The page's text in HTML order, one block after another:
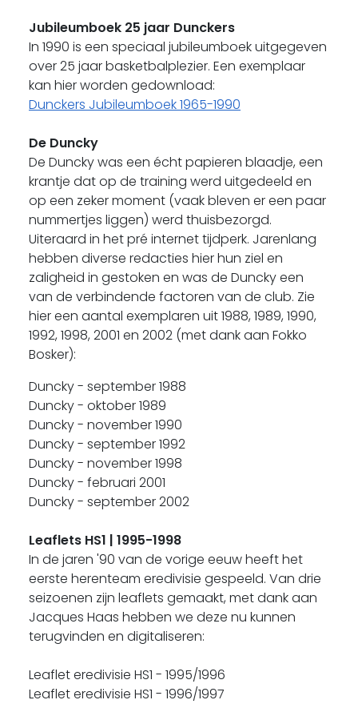
Jubileumboek 25 jaar Dunckers
In 1990 is een speciaal jubileumboek uitgegeven
over 25 jaar basketbalplezier. Een exemplaar
kan hier worden gedownload:
Dunckers Jubileumboek 1965-1990
De Duncky
De Duncky was een écht papieren blaadje, een
krantje dat op de training werd uitgedeeld en
op een zeker moment (vaak bleven er een paar
nummertjes liggen) werd thuisbezorgd.
Uiteraard in het pré internet tijdperk. Jarenlang
hebben diverse redacties hier hun ziel en
zaligheid in gestoken en was de Duncky een
van de verbindende factoren van de club. Zie
hier een aantal exemplaren uit 1988, 1989, 1990,
1992, 1998, 2001 en 2002 (met dank aan Fokko
Bosker):
Duncky - september 1988
Duncky - oktober 1989
Duncky - november 1990
Duncky - september 1992
Duncky - november 1998
Duncky - februari 2001
Duncky - september 2002
Leaflets HS1 | 1995-1998
In de jaren '90 van de vorige eeuw heeft het
eerste herenteam eredivisie gespeeld. Van drie
seizoenen zijn leaflets gemaakt, met dank aan
Jacques Haas hebben we deze nu kunnen
terugvinden en digitaliseren:
Leaflet eredivisie HS1 - 1995/1996
Leaflet eredivisie HS1 - 1996/1997